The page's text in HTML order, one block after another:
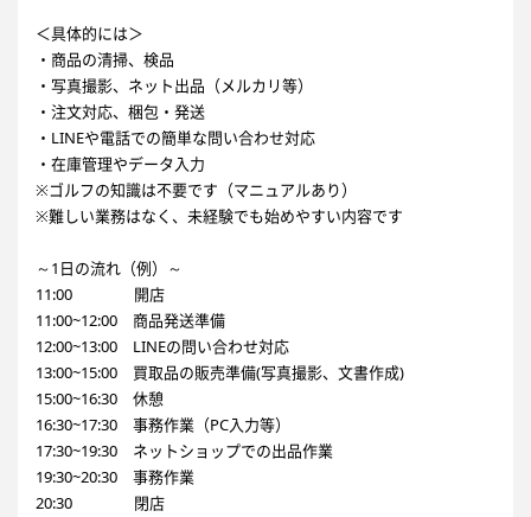
＜具体的には＞
・商品の清掃、検品
・写真撮影、ネット出品（メルカリ等）
・注文対応、梱包・発送
・LINEや電話での簡単な問い合わせ対応
・在庫管理やデータ入力
※ゴルフの知識は不要です（マニュアルあり）
※難しい業務はなく、未経験でも始めやすい内容です
～1日の流れ（例）～
11:00 開店
11:00~12:00 商品発送準備
12:00~13:00 LINEの問い合わせ対応
13:00~15:00 買取品の販売準備(写真撮影、文書作成)
15:00~16:30 休憩
16:30~17:30 事務作業（PC入力等）
17:30~19:30 ネットショップでの出品作業
19:30~20:30 事務作業
20:30 閉店